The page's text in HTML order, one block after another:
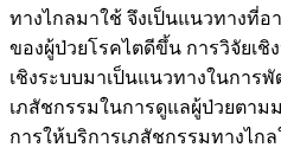
ทางไกลมาใช้ จึงเป็นแนวทางที่
ของผู้ป่วยโรคไตดีขึ้น การวิจัยเ
เชิงระบบมาเป็นแนวทางในการ
เภสัชกรรมในการดูแลผู้ป่วยตาม
การให้บริการเภสัชกรรมทางไก